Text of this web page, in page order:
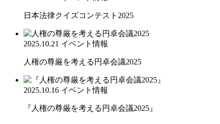
日本法律クイズコンテスト2025
2025.10.21 イベント情報
人権の尊厳を考える円卓会議2025
2025.10.16 イベント情報
『人権の尊厳を考える円卓会議2025』